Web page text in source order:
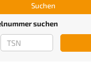
Suchen
suchen